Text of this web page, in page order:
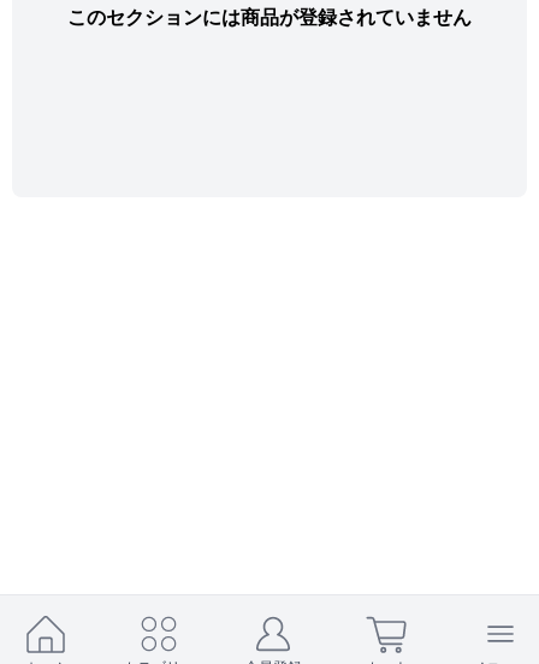
このセクションには商品が登録されていません